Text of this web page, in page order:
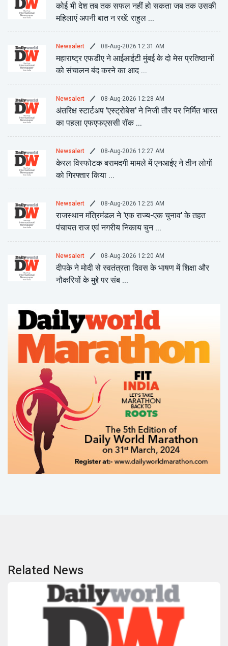
कोई भी देश तब तक सफल नहीं हो सकता जब तक उसकी
महिलाएं अपनी बात न रखें: राहुल ...
Newsalert 08-Aug-2026 12:31 AM
महाराष्ट्र एफडीए ने आईआईटी मुंबई के दो मेस प्रतिष्ठानों
को संचालन बंद करने का आद ...
Newsalert 08-Aug-2026 12:28 AM
अंतरिक्ष स्टार्टअप 'एस्ट्रोबेस' ने निजी तौर पर निर्मित भारत
का पहला एफएफएससी रॉक ...
Newsalert 08-Aug-2026 12:27 AM
केरल विस्फोटक बरामदगी मामले में एनआईए ने तीन लोगों
को गिरफ्तार किया ...
Newsalert 08-Aug-2026 12:25 AM
राजस्थान मंत्रिमंडल ने 'एक राज्य-एक चुनाव' के तहत
पंचायत राज एवं नगरीय निकाय चुन ...
Newsalert 08-Aug-2026 12:20 AM
दीपके ने मोदी से स्वतंत्रता दिवस के भाषण में शिक्षा और
नौकरियों के मुद्दे पर संब ...
Related News